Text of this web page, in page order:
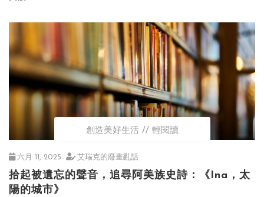
創造美好生活 輕閱讀
六月 11, 2025 艾瑞克的廢畫亂話
拾起被遺忘的聲音，追尋阿美族史詩：《Ina，太
陽的城市》